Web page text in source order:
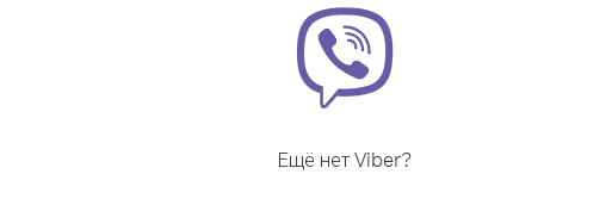
Ещё нет Viber?